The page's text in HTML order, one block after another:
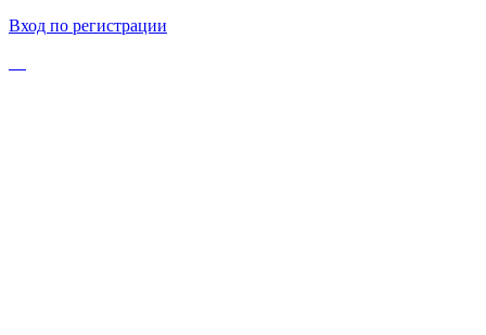
Вход по регистрации